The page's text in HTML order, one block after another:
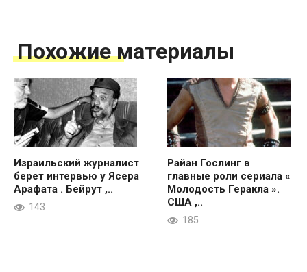
Похожие материалы
Израильский журналист
берет интервью у Ясера
Арафата . Бейрут ,..
143
Райан Гослинг в
главные роли сериала «
Молодость Геракла ».
США ,..
185